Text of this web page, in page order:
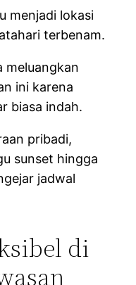
menjadi lokasi
terbenam.
meluangkan
ini karena
biasa indah.
pribadi,
sunset hingga
jadwal
di